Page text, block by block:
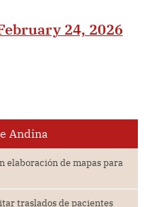
24, 2026
Andina
elaboración de mapas para
traslados de pacientes